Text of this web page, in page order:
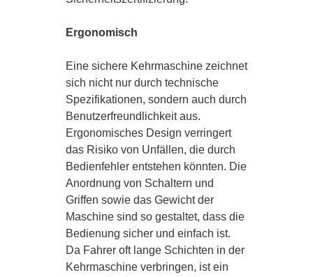
STARTSEITE
LANDTECHNIK
KOMMUNAL­TECHNIK
AREALPFLEGE
FUSO TRUCKS
Ergonomisch
Eine sichere Kehrmaschine zeichnet
sich nicht nur durch technische
Spezifikationen, sondern auch durch
Benutzerfreundlichkeit aus.
Ergonomisches Design verringert
das Risiko von Unfällen, die durch
Bedienfehler entstehen könnten. Die
Anordnung von Schaltern und
Griffen sowie das Gewicht der
Maschine sind so gestaltet, dass die
Bedienung sicher und einfach ist.
Da Fahrer oft lange Schichten in der
Kehrmaschine verbringen, ist ein